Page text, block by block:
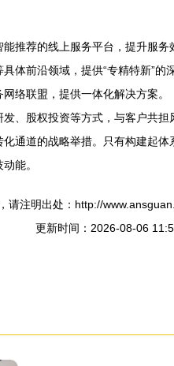
推荐的线上服务平台，提升服务
体前沿领域，提供“专精特新”的
络联盟，提供一体化解决方案。
、股权投资等方式，与客户共担
通道的战略举措。只有构建起
能。
请注明出处：http://
更新时间：2026-08-06